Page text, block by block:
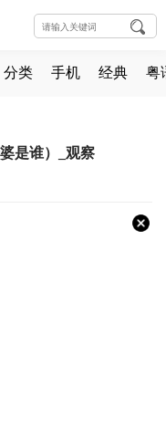
分类 手机 经典 粤
是谁）_观察